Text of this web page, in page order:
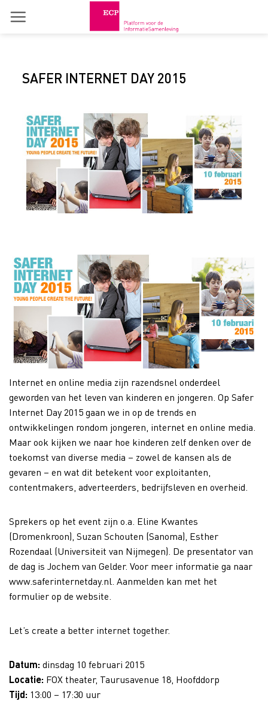
SAFER INTERNET DAY 2015
Internet en online media zijn razendsnel onderdeel
geworden van het leven van kinderen en jongeren. Op Safer
Internet Day 2015 gaan we in op de trends en
ontwikkelingen rondom jongeren, internet en online media.
Maar ook kijken we naar hoe kinderen zelf denken over de
toekomst van diverse media – zowel de kansen als de
gevaren – en wat dit betekent voor exploitanten,
contentmakers, adverteerders, bedrijfsleven en overheid.
Sprekers op het event zijn o.a. Eline Kwantes
(Dromenkroon), Suzan Schouten (Sanoma), Esther
Rozendaal (Universiteit van Nijmegen). De presentator van
de dag is Jochem van Gelder. Voor meer informatie ga naar
www.saferinternetday.nl. Aanmelden kan met het
formulier op de website.
Let’s create a better internet together.
Datum: dinsdag 10 februari 2015
Locatie: FOX theater, Taurusavenue 18, Hoofddorp
Tijd: 13:00 – 17:30 uur